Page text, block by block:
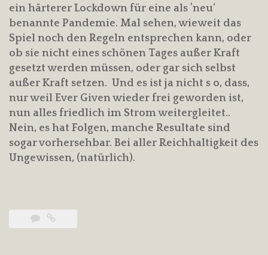
ein härterer Lockdown für eine als ’neu‘
benannte Pandemie. Mal sehen, wieweit das
Spiel noch den Regeln entsprechen kann, oder
ob sie nicht eines schönen Tages außer Kraft
gesetzt werden müssen, oder gar sich selbst
außer Kraft setzen. Und es ist ja nicht s o, dass,
nur weil Ever Given wieder frei geworden ist,
nun alles friedlich im Strom weitergleitet..
Nein, es hat Folgen, manche Resultate sind
sogar vorhersehbar. Bei aller Reichhaltigkeit des
Ungewissen, (natürlich).